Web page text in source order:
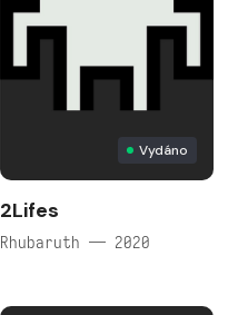
Vydáno
2Lifes
Rhubaruth — 2020